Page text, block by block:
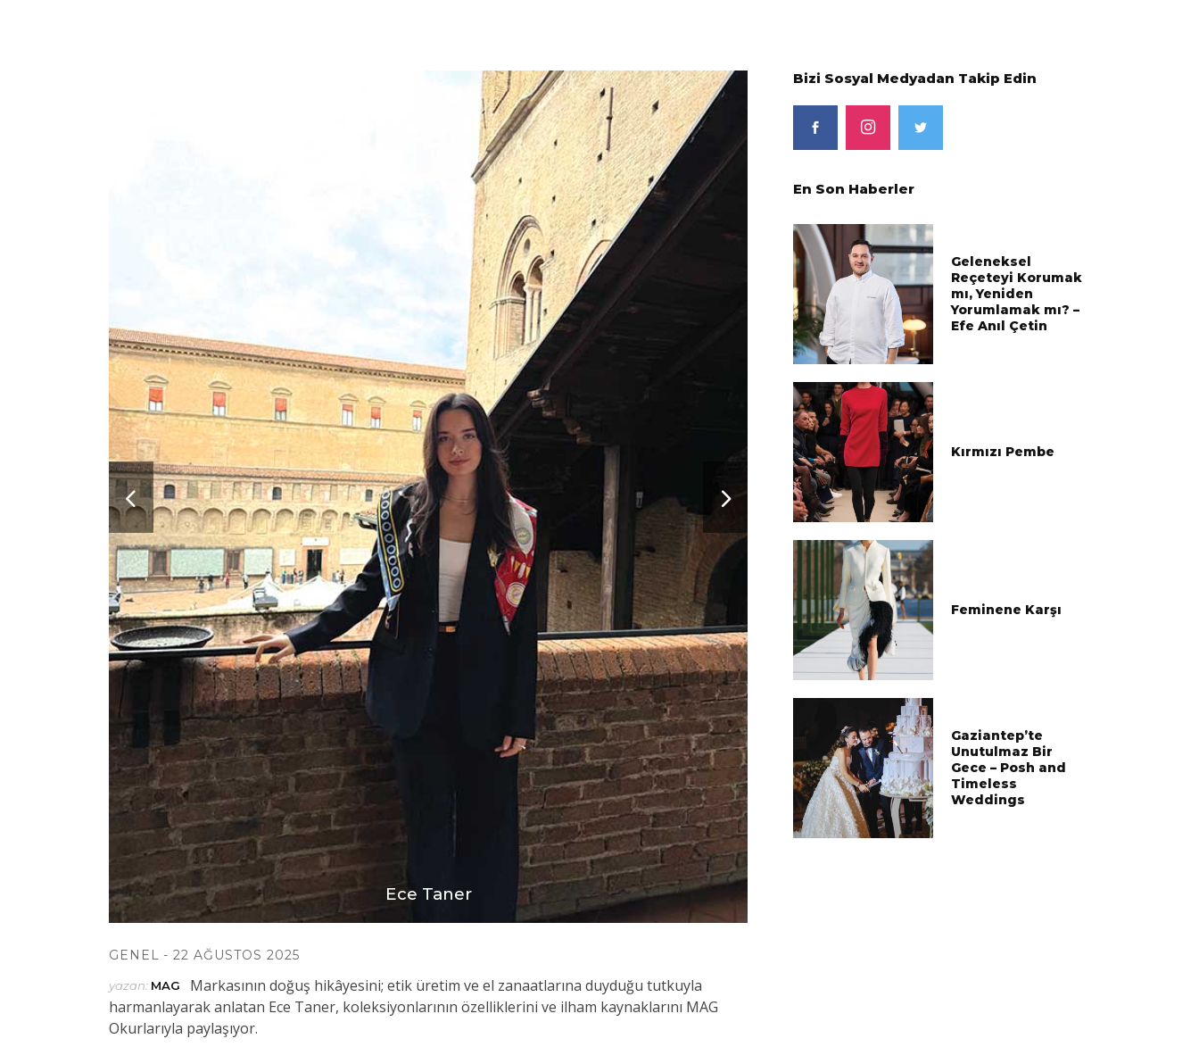
Ece Taner
GENEL 22 AĞUSTOS 2025
yazan: MAG
Markasının doğuş hikâyesini; etik üretim ve el zanaatlarına duyduğu tutkuyla
harmanlayarak anlatan Ece Taner, koleksiyonlarının özelliklerini ve ilham kaynaklarını MAG
Okurlarıyla paylaşıyor.
Bizi Sosyal Medyadan Takip Edin
En Son Haberler
Geleneksel
Reçeteyi Korumak
mı, Yeniden
Yorumlamak mı? –
Efe Anıl Çetin
Kırmızı Pembe
Feminene Karşı
Gaziantep’te
Unutulmaz Bir
Gece – Posh and
Timeless
Weddings